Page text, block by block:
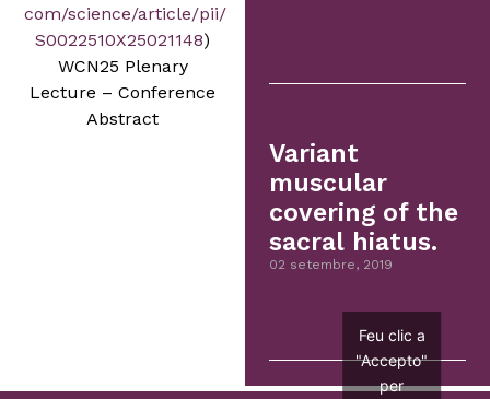
com/science/article/pii/
S0022510X25021148)
WCN25 Plenary
Lecture – Conference
Abstract
Variant
muscular
covering of the
sacral hiatus.
02 setembre, 2019
Feu clic a
"Accepto"
per